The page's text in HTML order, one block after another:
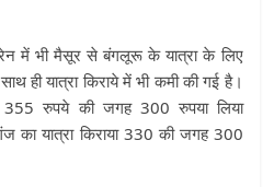
में भी मैसूर से बंगलूरू के यात्रा के लिए
ही यात्रा किराये में भी कमी की गई है।
रुपये की जगह 300 रुपया लिया
का यात्रा किराया 330 की जगह 300